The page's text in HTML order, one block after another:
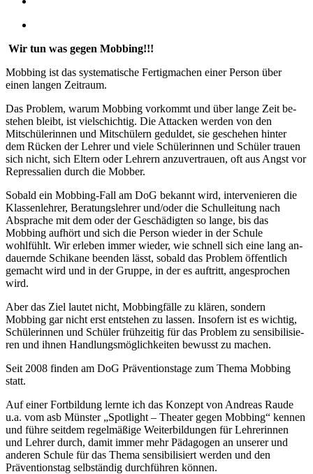
Wir tun was gegen Mobbing!!!
Mobbing ist das systematische Fertigmachen einer Person über
einen langen Zeitraum.
Das Problem, warum Mobbing vorkommt und über lange Zeit be­
ste­hen bleibt, ist viel­schich­tig. Die Attacken werden von den
Mitschülerinnen und Mitschülern geduldet, sie geschehen hinter
dem Rücken der Leh­rer und viele Schülerinnen und Schüler trauen
sich nicht, sich Eltern oder Lehrern an­zuvertrauen, oft aus Angst vor
Repressalien durch die Mobber.
Sobald ein Mobbing-Fall am DoG bekannt wird, intervenieren die
Klassenlehrer, Beratungslehrer und/oder die Schul­leitung nach
Absprache mit dem oder der Geschädigten so lange, bis das
Mobbing aufhört und sich die Person wieder in der Schule
wohlfühlt. Wir erleben immer wieder, wie schnell sich eine lang an­
dau­ernde Schikane beenden lässt, sobald das Problem öffentlich
gemacht wird und in der Gruppe, in der es auftritt, angesprochen
wird.
Aber das Ziel lautet nicht, Mobbingfälle zu klären, sondern
Mobbing gar nicht erst entstehen zu lassen. Insofern ist es wichtig,
Schülerinnen und Schüler frühzeitig für das Problem zu sen­si­bi­li­sie­
ren und ihnen Handlungsmöglichkeiten bewusst zu machen.
Seit 2008 finden am DoG Präventionstage zum Thema Mobbing
statt.
Auf einer Fortbildung lernte ich das Konzept von Andreas Raude
u.a. vom asb Münster „Spotlight – Theater gegen Mobbing“ kennen
und führe seitdem regelmäßige Weiterbildungen für Lehrerinnen
und Lehrer durch, damit immer mehr Pädagogen an unserer und
anderen Schule für das Thema sensibilisiert werden und den
Präventionstag selbständig durchführen können.